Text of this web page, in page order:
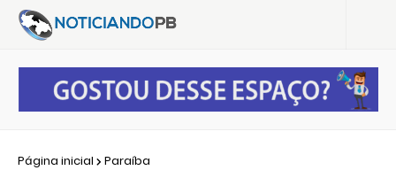
Página inicial Paraíba